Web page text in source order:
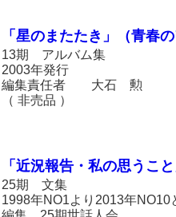
「星のまたたき」（青春
13期 アルバム集
2003年発行
編集責任者 大石 勲
（ 非売品 ）
「近況報告・私の思うこと
25期 文集
1998年NO1より2013年